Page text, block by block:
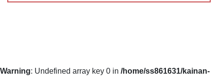
Warning: Undefined array key 0 in /home/ss861631/kainan-